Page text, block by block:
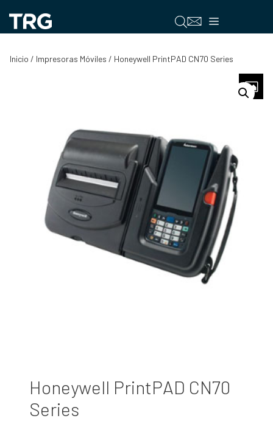
contenido
Menú
Inicio / Impresoras Móviles / Honeywell PrintPAD CN70 Series
Honeywell PrintPAD CN70
Series